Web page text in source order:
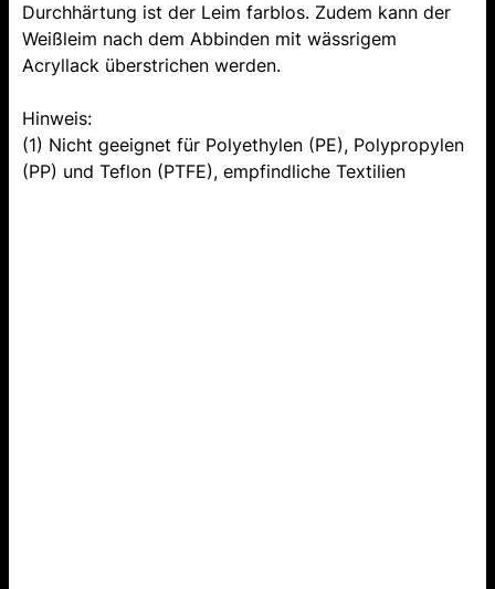
Durchhärtung ist der Leim farblos. Zudem kann der
Weißleim nach dem Abbinden mit wässrigem
Acryllack überstrichen werden.
Hinweis:
(1) Nicht geeignet für Polyethylen (PE), Polypropylen
(PP) und Teflon (PTFE), empfindliche Textilien